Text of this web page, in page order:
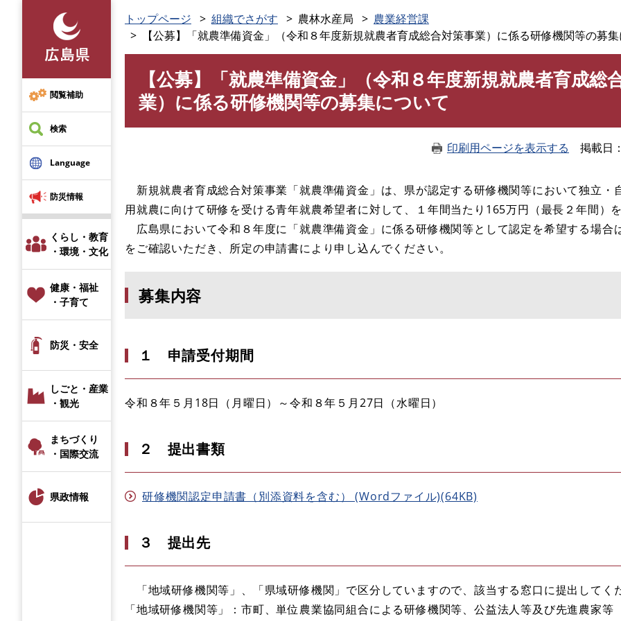
先
頭
で
す
閲覧補助
検索
Language
防災情報
くらし・教育
・環境・文化
健康・福祉
・子育て
防災・安全
しごと・産業
・観光
まちづくり
・国際交流
県政情報
トップページ 組織でさがす 農林水産局
農業経営課
【公募】「就農準備資金」（令和８年度新規就農者育成総合対策事業）に係る研修機関等の募
【公募】「就農準備資金」（令和８年度新規就農者育成総
業）に係る研修機関等の募集について
印刷用ページを表示する 掲載日
新規就農者育成総合対策事業「就農準備資金」は、県が認定する研修機関等において独立・
用就農に向けて研修を受ける青年就農希望者に対して、１年間当たり165万円（最長２年間）
広島県において令和８年度に「就農準備資金」に係る研修機関等として認定を希望する場合
をご確認いただき、所定の申請書により申し込んでください。
募集内容
１ 申請受付期間
令和８年５月18日（月曜日）～令和８年５月27日（水曜日）
２ 提出書類
研修機関認定申請書（別添資料を含む） (Wordファイル)(64KB)
３ 提出先
「地域研修機関等」、「県域研修機関」で区分していますので、該当する窓口に提出してく
「地域研修機関等」：市町、単位農業協同組合による研修機関等、公益法人等及び先進農家等